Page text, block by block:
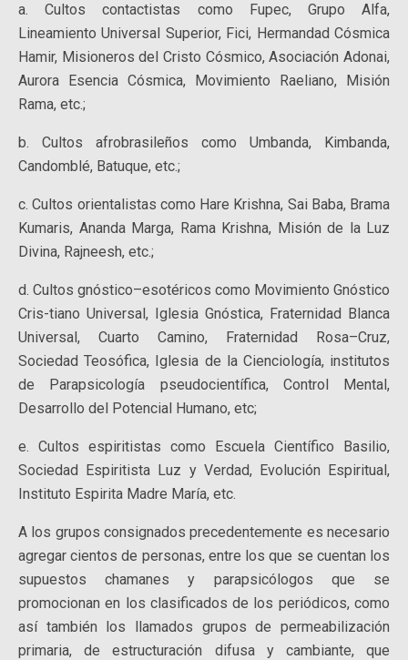
a. Cultos contactistas como Fupec, Grupo Alfa,
Lineamiento Universal Superior, Fici, Hermandad Cósmica
Hamir, Misioneros del Cristo Cósmico, Asociación Adonai,
Aurora Esencia Cósmica, Movimiento Raeliano, Misión
Rama, etc.;
b. Cultos afrobrasileños como Umbanda, Kimbanda,
Candomblé, Batuque, etc.;
c. Cultos orientalistas como Hare Krishna, Sai Baba, Brama
Kumaris, Ananda Marga, Rama Krishna, Misión de la Luz
Divina, Rajneesh, etc.;
d. Cultos gnóstico–esotéricos como Movimiento Gnóstico
Cris-tiano Universal, Iglesia Gnóstica, Fraternidad Blanca
Universal, Cuarto Camino, Fraternidad Rosa–Cruz,
Sociedad Teosófica, Iglesia de la Cienciología, institutos
de Parapsicología pseudocientífica, Control Mental,
Desarrollo del Potencial Humano, etc;
e. Cultos espiritistas como Escuela Científico Basilio,
Sociedad Espiritista Luz y Verdad, Evolución Espiritual,
Instituto Espirita Madre María, etc.
A los grupos consignados precedentemente es necesario
agregar cientos de personas, entre los que se cuentan los
supuestos chamanes y parapsicólogos que se
promocionan en los clasificados de los periódicos, como
así también los llamados grupos de permeabilización
primaria, de estructuración difusa y cambiante, que